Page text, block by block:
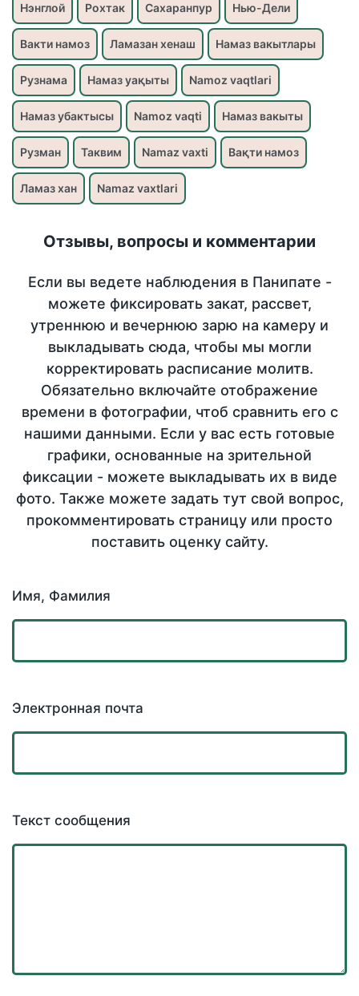
Нэнглой Рохтак Сахаранпур Нью-Дели
Вакти намоз Ламазан хенаш Намаз вакытлары
Рузнама Намаз уақыты Namoz vaqtlari
Намаз убактысы Namoz vaqti Намаз вакыты
Рузман Таквим Namaz vaxti Вақти намоз
Ламаз хан Namaz vaxtlari
Отзывы, вопросы и комментарии
Если вы ведете наблюдения в Панипате -
можете фиксировать закат, рассвет,
утреннюю и вечернюю зарю на камеру и
выкладывать сюда, чтобы мы могли
корректировать расписание молитв.
Обязательно включайте отображение
времени в фотографии, чтоб сравнить его с
нашими данными. Если у вас есть готовые
графики, основанные на зрительной
фиксации - можете выкладывать их в виде
фото. Также можете задать тут свой вопрос,
прокомментировать страницу или просто
поставить оценку сайту.
Имя, Фамилия
Электронная почта
Текст сообщения